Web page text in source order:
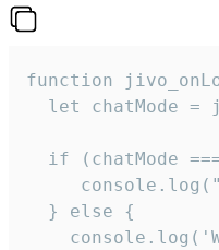
function
let chatMode =
if (chatMode
  } else {